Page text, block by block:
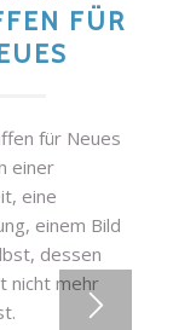
FÜR
für Neues
einer
eine
einem Bild
dessen
nicht mehr